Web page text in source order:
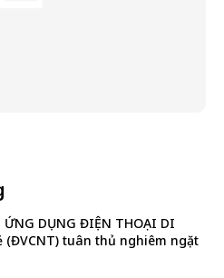
ỨNG DỤNG ĐIỆN THOẠI DI
(ĐVCNT) tuân thủ nghiêm ngặt